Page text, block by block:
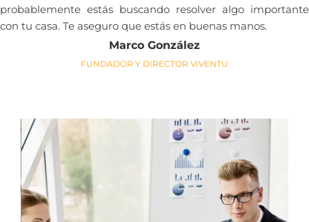
probablemente estás buscando resolver algo importante
con tu casa. Te aseguro que estás en buenas manos.
Marco González
FUNDADOR Y DIRECTOR VIVENTU